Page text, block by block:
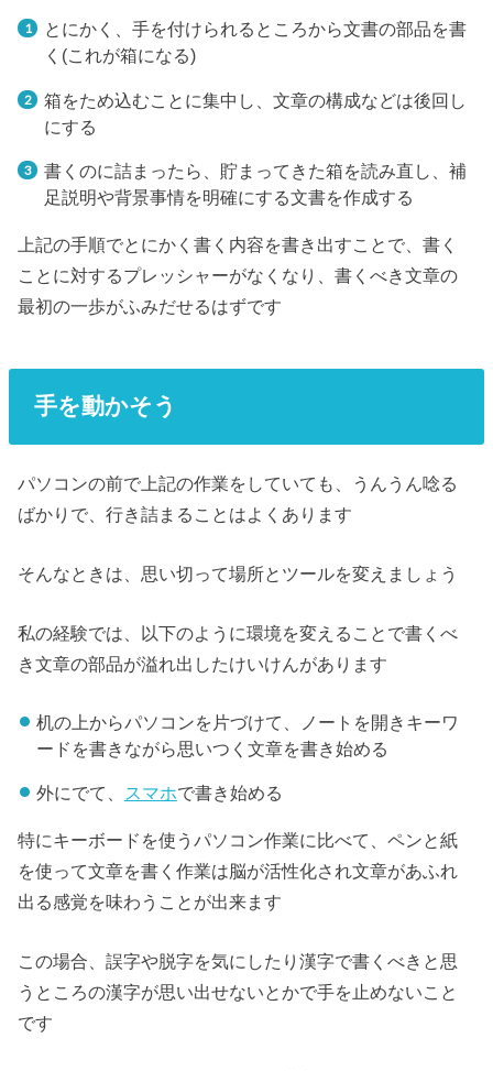
とにかく、手を付けられるところから文書の部品を書
く(これが箱になる)
箱をため込むことに集中し、文章の構成などは後回し
にする
書くのに詰まったら、貯まってきた箱を読み直し、補
足説明や背景事情を明確にする文書を作成する
上記の手順でとにかく書く内容を書き出すことで、書く
ことに対するプレッシャーがなくなり、書くべき文章の
最初の一歩がふみだせるはずです
手を動かそう
パソコンの前で上記の作業をしていても、うんうん唸る
ばかりで、行き詰まることはよくあります
そんなときは、思い切って場所とツールを変えましょう
私の経験では、以下のように環境を変えることで書くべ
き文章の部品が溢れ出したけいけんがあります
机の上からパソコンを片づけて、ノートを開きキーワ
ードを書きながら思いつく文章を書き始める
外にでて、 スマホで書き始める
特にキーボードを使うパソコン作業に比べて、ペンと紙
を使って文章を書く作業は脳が活性化され文章があふれ
出る感覚を味わうことが出来ます
この場合、誤字や脱字を気にしたり漢字で書くべきと思
うところの漢字が思い出せないとかで手を止めないこと
です